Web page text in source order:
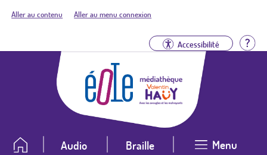
Aller au contenu Aller au menu connexion
Accessibilité
Audio Braille Menu